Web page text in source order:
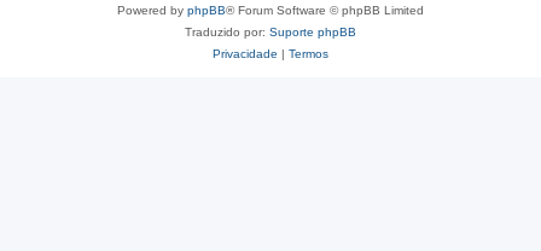
Powered by phpBB® Forum Software © phpBB Limited
Traduzido por: Suporte phpBB
Privacidade | Termos